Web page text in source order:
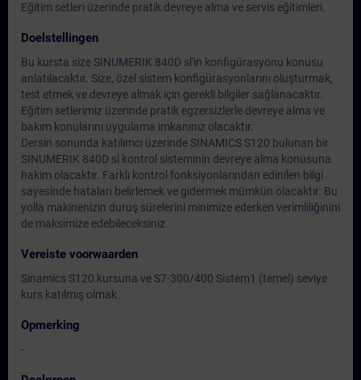
Eğitim setleri üzerinde pratik devreye alma ve servis eğitimleri.
Doelstellingen
Bu kursta size SINUMERIK 840D sl'in konfigürasyonu konusu
anlatılacaktır. Size, özel sistem konfigürasyonlarını oluşturmak,
test etmek ve devreye almak için gerekli bilgiler sağlanacaktır.
Eğitim setlerimiz üzerinde pratik egzersizlerle devreye alma ve
bakım konularını uygulama imkanınız olacaktır.
Dersin sonunda katılımcı üzerinde SINAMICS S120 bulunan bir
SINUMERIK 840D sl kontrol sisteminin devreye alma konusuna
hakim olacaktır. Farklı kontrol fonksiyonlarından edinilen bilgi
sayesinde hataları belirlemek ve gidermek mümkün olacaktır. Bu
yolla makinenizin duruş sürelerini minimize ederken verimliliğinini
de maksimize edebileceksiniz
Vereiste voorwaarden
Sinamics S120 kursuna ve S7-300/400 Sistem1 (temel) seviye
kurs katılmış olmak.
Opmerking
-